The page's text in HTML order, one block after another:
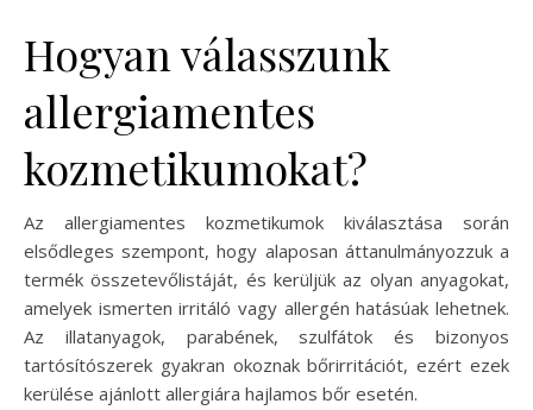
Hogyan válasszunk
allergiamentes
kozmetikumokat?
Az allergiamentes kozmetikumok kiválasztása során
elsődleges szempont, hogy alaposan áttanulmányozzuk a
termék összetevőlistáját, és kerüljük az olyan anyagokat,
amelyek ismerten irritáló vagy allergén hatásúak lehetnek.
Az illatanyagok, parabének, szulfátok és bizonyos
tartósítószerek gyakran okoznak bőrirritációt, ezért ezek
kerülése ajánlott allergiára hajlamos bőr esetén.